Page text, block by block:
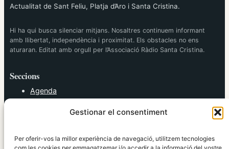
Gestionar el consentiment
Per oferir-vos la millor experiència de navegació, utilitzem tecnologies
Actualitat de Sant Feliu, Platja d’Aro i Santa Cristina.
Hi ha qui busca silenciar mitjans. Nosaltres continuem informant
amb llibertat, independència i proximitat. Els obstacles no ens
aturaran. Editat amb orgull per l’Associació Ràdio Santa Cristina.
Seccions
Agenda
Política
Societat